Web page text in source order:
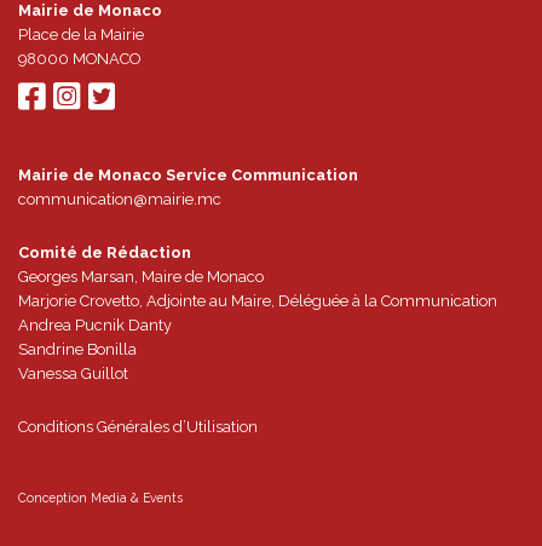
Mairie de Monaco
Place de la Mairie
98000 MONACO
Mairie de Monaco Service Communication
communication@mairie.mc
Comité de Rédaction
Georges Marsan, Maire de Monaco
Marjorie Crovetto, Adjointe au Maire, Déléguée à la Communication
Andrea Pucnik Danty
Sandrine Bonilla
Vanessa Guillot
Conditions Générales d’Utilisation
Conception Media & Events